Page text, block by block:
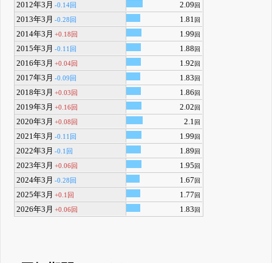
2012年3月 -0.14回 2.09回
2013年3月 -0.28回 1.81回
2014年3月 +0.18回 1.99回
2015年3月 -0.11回 1.88回
2016年3月 +0.04回 1.92回
2017年3月 -0.09回 1.83回
2018年3月 +0.03回 1.86回
2019年3月 +0.16回 2.02回
2020年3月 +0.08回 2.1回
2021年3月 -0.11回 1.99回
2022年3月 -0.1回 1.89回
2023年3月 +0.06回 1.95回
2024年3月 -0.28回 1.67回
2025年3月 +0.1回 1.77回
2026年3月 +0.06回 1.83回